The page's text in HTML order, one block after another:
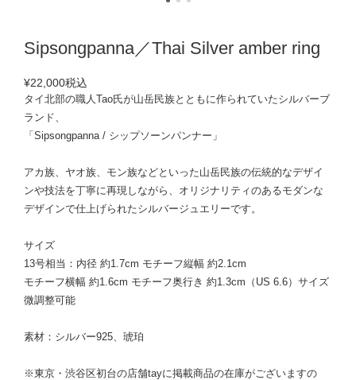
Sipsongpanna／Thai Silver amber ring
¥22,000税込
タイ北部の職人Tao氏が山岳民族とともに作られていたシルバーブ
ランド、
「Sipsongpanna / シップソーンパンナー」
アカ族、ヤオ族、モン族などといった山岳民族の伝統的なデザイ
ンや技法を丁寧に再現しながら、オリジナリティのあるモダンな
デザインで仕上げられたシルバージュエリーです。
サイズ
13号相当：内径 約1.7cm モチーフ縦幅 約2.1cm
モチーフ横幅 約1.6cm モチーフ奥行き 約1.3cm（US 6.6）サイズ
微調整可能
素材：シルバー925、琥珀
※東京・渋谷区初台の店舗tayに掲載商品の在庫がございますの